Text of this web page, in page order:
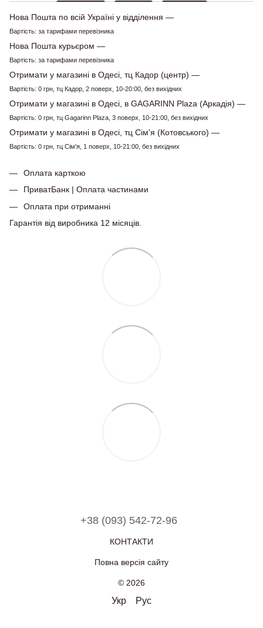
Нова Пошта по всій Україні у відділення —
Вартість: за тарифами перевізника
Нова Пошта курьєром —
Вартість: за тарифами перевізника
Отримати у магазині в Одесі, тц Кадор (центр) —
Вартість: 0 грн, тц Кадор, 2 поверх, 10-20:00, без вихідних
Отримати у магазині в Одесі, в GAGARINN Plaza (Аркадія) —
Вартість: 0 грн, тц Gagarinn Plaza, 3 поверх, 10-21:00, без вихідних
Отримати у магазині в Одесі, тц Сім'я (Котовського) —
Вартість: 0 грн, тц Сім'я, 1 поверх, 10-21:00, без вихідних
Оплата карткою
ПриватБанк | Оплата частинами
Оплата при отриманні
Гарантія від виробника 12 місяців.
+38 (093) 542-72-96
КОНТАКТИ
Повна версія сайту
© 2026
Укр Рус